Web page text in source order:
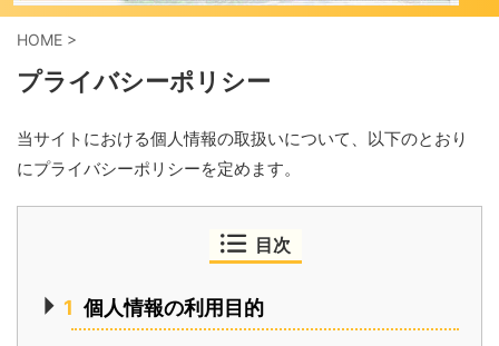
HOME >
プライバシーポリシー
当サイトにおける個人情報の取扱いについて、以下のとおり
にプライバシーポリシーを定めます。
目次
1 個人情報の利用目的